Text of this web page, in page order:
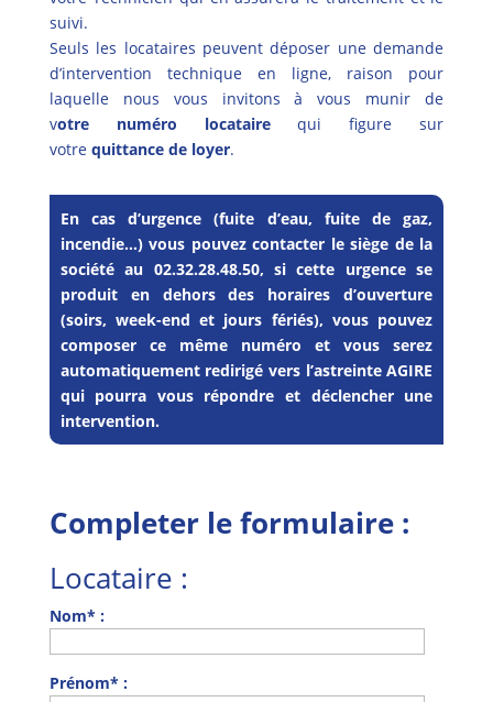
suivi.
Seuls les locataires peuvent déposer une demande
d’intervention technique en ligne, raison pour
laquelle nous vous invitons à vous munir de
votre numéro locatairequi figure sur
votre quittance de loyer.
En cas d’urgence (fuite d’eau, fuite de gaz,
incendie…) vous pouvez contacter le siège de la
société au 02.32.28.48.50, si cette urgence se
produit en dehors des horaires d’ouverture
(soirs, week-end et jours fériés), vous pouvez
composer ce même numéro et vous serez
automatiquement redirigé vers l’astreinte AGIRE
qui pourra vous répondre et déclencher une
intervention.
Completer le formulaire :
Locataire :
Nom* :
Prénom* :